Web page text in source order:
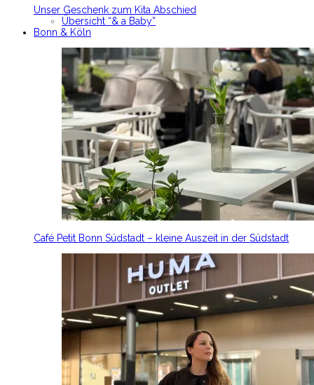
Unser Geschenk zum Kita Abschied
Übersicht “& a Baby”
Bonn & Köln
Café Petit Bonn Südstadt – kleine Auszeit in der Südstadt